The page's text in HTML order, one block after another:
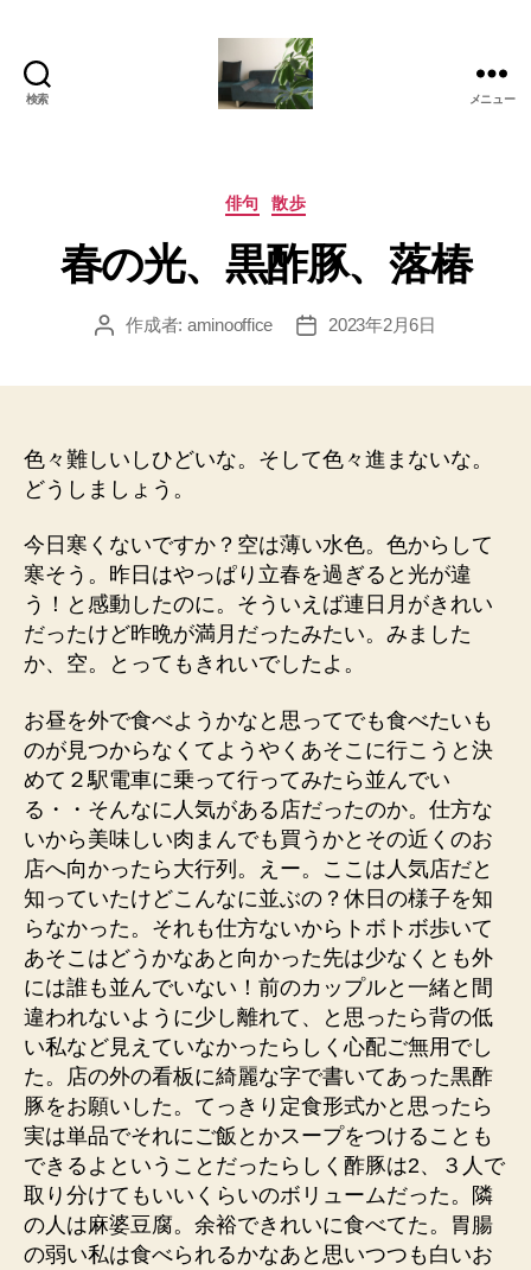
検索
美
か
も
あ
の
グ
メニュー
カ
ゴ
リ
俳句 散歩
春の光、黒酢豚、落椿
投 作成者: aminooffice
投
2023年2月6日
色々難しいしひどいな。そして色々進まないな。
どうしましょう。
今日寒くないですか？空は薄い水色。色からして
寒そう。昨日はやっぱり立春を過ぎると光が違
う！と感動したのに。そういえば連日月がきれい
だったけど昨晩が満月だったみたい。みました
か、空。とってもきれいでしたよ。
お昼を外で食べようかなと思ってでも食べたいも
のが見つからなくてようやくあそこに行こうと決
めて２駅電車に乗って行ってみたら並んでい
る・・そんなに人気がある店だったのか。仕方な
いから美味しい肉まんでも買うかとその近くのお
店へ向かったら大行列。えー。ここは人気店だと
知っていたけどこんなに並ぶの？休日の様子を知
らなかった。それも仕方ないからトボトボ歩いて
あそこはどうかなあと向かった先は少なくとも外
には誰も並んでいない！前のカップルと一緒と間
違われないように少し離れて、と思ったら背の低
い私など見えていなかったらしく心配ご無用でし
た。店の外の看板に綺麗な字で書いてあった黒酢
豚をお願いした。てっきり定食形式かと思ったら
実は単品でそれにご飯とかスープをつけることも
できるよということだったらしく酢豚は2、３人で
取り分けてもいいくらいのボリュームだった。隣
の人は麻婆豆腐。余裕できれいに食べてた。胃腸
の弱い私は食べられるかなあと思いつつも白いお